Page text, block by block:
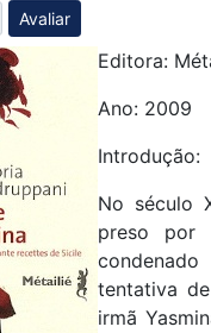
Editora:
Ano: 2009
Introdução:
No século
preso por
tentativa
irmã